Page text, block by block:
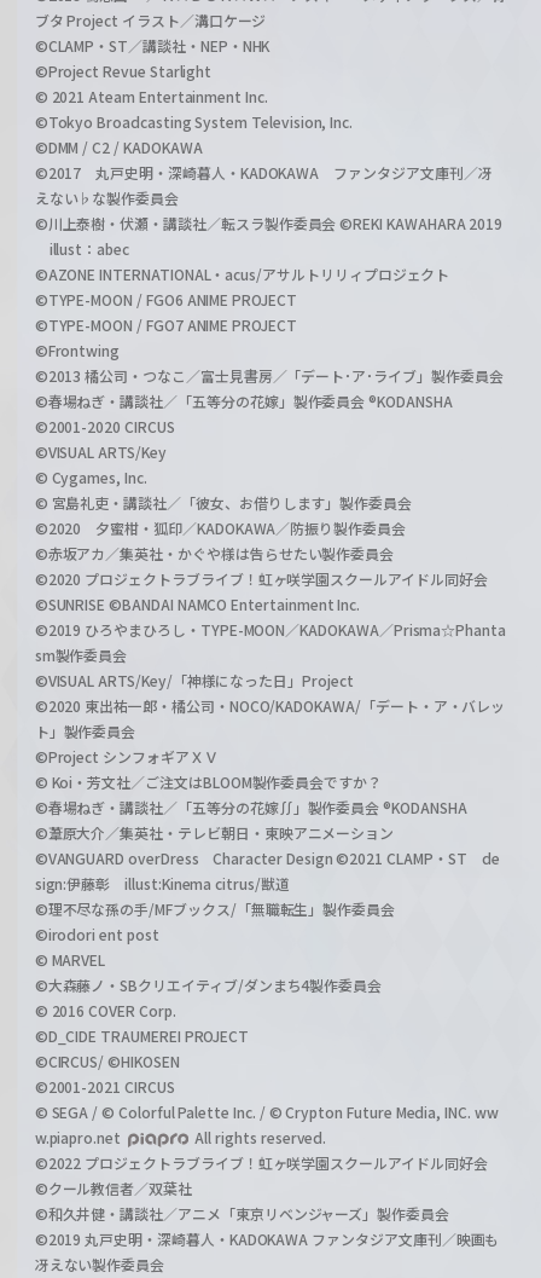
ブタ Project イラスト／溝口ケージ
©CLAMP・ST／講談社・NEP・NHK
©Project Revue Starlight
© 2021 Ateam Entertainment Inc.
©Tokyo Broadcasting System Television, Inc.
©DMM / C2 / KADOKAWA
©2017 丸戸史明・深崎暮人・KADOKAWA ファンタジア文庫刊／冴
えない♭な製作委員会
©川上泰樹・伏瀬・講談社／転スラ製作委員会 ©REKI KAWAHARA 2019
illust：abec
©AZONE INTERNATIONAL・acus/アサルトリリィプロジェクト
©TYPE-MOON / FGO6 ANIME PROJECT
©TYPE-MOON / FGO7 ANIME PROJECT
©Frontwing
©2013 橘公司・つなこ／富士見書房／「デート･ア･ライブ」製作委員会
©春場ねぎ・講談社／「五等分の花嫁」製作委員会 ®KODANSHA
©2001-2020 CIRCUS
©VISUAL ARTS/Key
© Cygames, Inc.
© 宮島礼吏・講談社／「彼女、お借りします」製作委員会
©2020 夕蜜柑・狐印／KADOKAWA／防振り製作委員会
©赤坂アカ／集英社・かぐや様は告らせたい製作委員会
©2020 プロジェクトラブライブ！虹ヶ咲学園スクールアイドル同好会
©SUNRISE ©BANDAI NAMCO Entertainment Inc.
©2019 ひろやまひろし・TYPE-MOON／KADOKAWA／Prisma☆Phanta
sm製作委員会
©VISUAL ARTS/Key/「神様になった日」Project
©2020 東出祐一郎・橘公司・NOCO/KADOKAWA/「デート・ア・バレッ
ト」製作委員会
©Project シンフォギアＸＶ
© Koi・芳文社／ご注文はBLOOM製作委員会ですか？
©春場ねぎ・講談社／「五等分の花嫁∬」製作委員会 ®KODANSHA
©葦原大介／集英社・テレビ朝日・東映アニメーション
©VANGUARD overDress Character Design ©2021 CLAMP・ST de
sign:伊藤彰 illust:Kinema citrus/獣道
©理不尽な孫の手/MFブックス/「無職転生」製作委員会
©irodori ent post
© MARVEL
©大森藤ノ・SBクリエイティブ/ダンまち4製作委員会
© 2016 COVER Corp.
©D_CIDE TRAUMEREI PROJECT
©CIRCUS/ ©HIKOSEN
©2001-2021 CIRCUS
© SEGA / © Colorful Palette Inc. / © Crypton Future Media, INC. ww
w.piapro.net
All rights reserved.
©2022 プロジェクトラブライブ！虹ヶ咲学園スクールアイドル同好会
©クール教信者／双葉社
©和久井健・講談社／アニメ「東京リベンジャーズ」製作委員会
©2019 丸戸史明・深崎暮人・KADOKAWA ファンタジア文庫刊／映画も
冴えない製作委員会